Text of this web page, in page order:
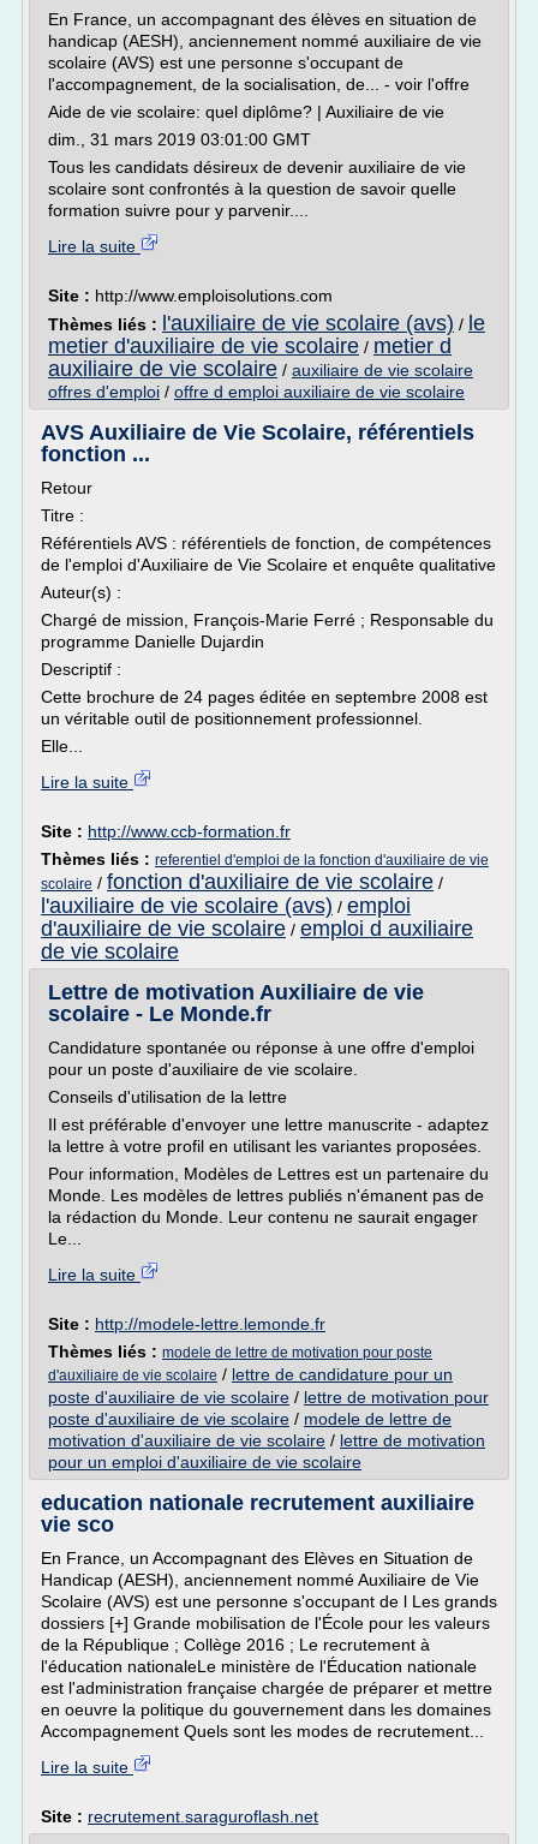
En France, un accompagnant des élèves en situation de
handicap (AESH), anciennement nommé auxiliaire de vie
scolaire (AVS) est une personne s'occupant de
l'accompagnement, de la socialisation, de... - voir l'offre
Aide de vie scolaire: quel diplôme? | Auxiliaire de vie
dim., 31 mars 2019 03:01:00 GMT
Tous les candidats désireux de devenir auxiliaire de vie
scolaire sont confrontés à la question de savoir quelle
formation suivre pour y parvenir....
Lire la suite
Site : http://www.emploisolutions.com
Thèmes liés :
l'auxiliaire de vie scolaire (avs) / le
metier d'auxiliaire de vie scolaire / metier d
auxiliaire de vie scolaire / auxiliaire de vie scolaire
offres d'emploi / offre d emploi auxiliaire de vie scolaire
AVS Auxiliaire de Vie Scolaire, référentiels
fonction ...
Retour
Titre :
Référentiels AVS : référentiels de fonction, de compétences
de l'emploi d'Auxiliaire de Vie Scolaire et enquête qualitative
Auteur(s) :
Chargé de mission, François-Marie Ferré ; Responsable du
programme Danielle Dujardin
Descriptif :
Cette brochure de 24 pages éditée en septembre 2008 est
un véritable outil de positionnement professionnel.
Elle...
Lire la suite
Site : http://www.ccb-formation.fr
Thèmes liés : referentiel d'emploi de la fonction d'auxiliaire de vie
scolaire / fonction d'auxiliaire de vie scolaire /
l'auxiliaire de vie scolaire (avs) / emploi
d'auxiliaire de vie scolaire / emploi d auxiliaire
de vie scolaire
Lettre de motivation Auxiliaire de vie
scolaire - Le Monde.fr
Candidature spontanée ou réponse à une offre d'emploi
pour un poste d'auxiliaire de vie scolaire.
Conseils d'utilisation de la lettre
Il est préférable d'envoyer une lettre manuscrite - adaptez
la lettre à votre profil en utilisant les variantes proposées.
Pour information, Modèles de Lettres est un partenaire du
Monde. Les modèles de lettres publiés n'émanent pas de
la rédaction du Monde. Leur contenu ne saurait engager
Le...
Lire la suite
Site : http://modele-lettre.lemonde.fr
Thèmes liés : modele de lettre de motivation pour poste
d'auxiliaire de vie scolaire / lettre de candidature pour un
poste d'auxiliaire de vie scolaire / lettre de motivation pour
poste d'auxiliaire de vie scolaire / modele de lettre de
motivation d'auxiliaire de vie scolaire / lettre de motivation
pour un emploi d'auxiliaire de vie scolaire
education nationale recrutement auxiliaire
vie sco
En France, un Accompagnant des Elèves en Situation de
Handicap (AESH), anciennement nommé Auxiliaire de Vie
Scolaire (AVS) est une personne s'occupant de l Les grands
dossiers [+] Grande mobilisation de l'École pour les valeurs
de la République ; Collège 2016 ; Le recrutement à
l'éducation nationaleLe ministère de l'Éducation nationale
est l'administration française chargée de préparer et mettre
en oeuvre la politique du gouvernement dans les domaines
Accompagnement Quels sont les modes de recrutement...
Lire la suite
Site : recrutement.saraguroflash.net